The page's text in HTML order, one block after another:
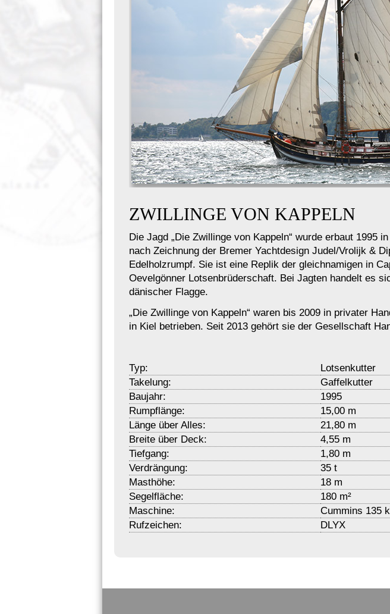
ZWILLINGE VON KAPPELN
Die Jagd „Die Zwillinge von Kappeln“ wurde erbaut 1995
nach Zeichnung der Bremer Yachtdesign Judel/Vrolijk &
Edelholzrumpf. Sie ist eine Replik der gleichnamigen in
Oevelgönner Lotsenbrüderschaft. Bei Jagten handelt es
dänischer Flagge.
„Die Zwillinge von Kappeln“ waren bis 2009 in privater
in Kiel betrieben. Seit 2013 gehört sie der Gesellschaft
Typ:
Lotsenkutter
Takelung:
Gaffelkutter
Baujahr:
1995
Rumpflänge:
15,00 m
Länge über Alles:
21,80 m
Breite über Deck:
4,55 m
Tiefgang:
1,80 m
Verdrängung:
35 t
Masthöhe:
18 m
Segelfläche:
180 m²
Maschine:
Cummins 135
Rufzeichen:
DLYX